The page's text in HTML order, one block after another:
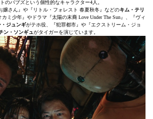
のバブズという個性的なキャラクター4人。
嬢さん』や『リトル・フォレスト 春夏秋冬』などのキム・テリ
ミ少年』やドラマ『太陽の末裔 Love Under The Sun』、『ヴィ
・ジュンギがテホ役、『犯罪都市』や『エクストリーム・ジョ
ン・ソンギュがタイガーを演じています。